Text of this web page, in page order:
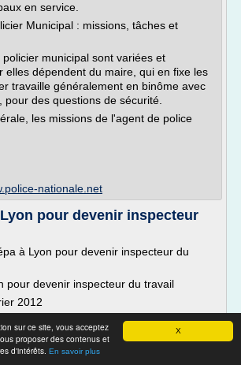
X
sur ce site, vous acceptez
proposer des contenus et
d'intérêts. En savoir plus
en service.
Municipal : missions, tâches et
municipal sont variées et
elles dépendent du maire, qui en fixe les
travaille généralement en binôme avec
pour des questions de sécurité.
les missions de l'agent de police
nationale.net
pour devenir inspecteur
à Lyon pour devenir inspecteur du
pour devenir inspecteur du travail
2012
de l'emploi et de la santé met en
pour la quatrième année consécutive,
intégrée (CPI) au concours externe